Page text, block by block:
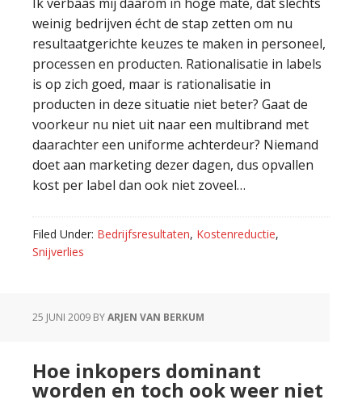
weinig bedrijven écht de stap zetten om nu
resultaatgerichte keuzes te maken in personeel,
processen en producten. Rationalisatie in labels
is op zich goed, maar is rationalisatie in
producten in deze situatie niet beter? Gaat de
voorkeur nu niet uit naar een multibrand met
daarachter een uniforme achterdeur? Niemand
doet aan marketing dezer dagen, dus opvallen
kost per label dan ook niet zoveel…
Filed Under: Bedrijfsresultaten, Kostenreductie,
Snijverlies
25 JUNI 2009 BYARJEN VAN BERKUM
Hoe inkopers dominant
worden en toch ook weer niet